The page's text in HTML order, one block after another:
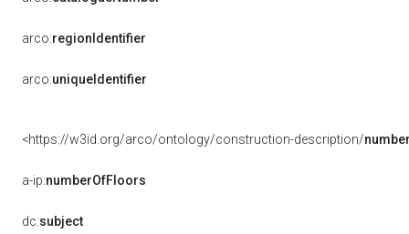
arco:regionIdentifier
arco:uniqueIdentifier
<https://w3id.org/arco/ontology/construction-description/
a-ip:numberOfFloors
dc:subject